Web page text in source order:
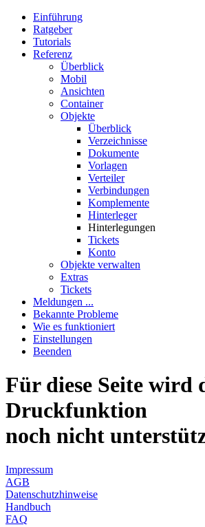
Einführung
Ratgeber
Tutorials
Referenz
Überblick
Mobil
Ansichten
Container
Objekte
Überblick
Verzeichnisse
Dokumente
Vorlagen
Verteiler
Verbindungen
Komplemente
Hinterleger
Hinterlegungen
Tickets
Konto
Objekte verwalten
Extras
Tickets
Meldungen ...
Bekannte Probleme
Wie es funktioniert
Einstellungen
Beenden
Für diese Seite wird
Druckfunktion
noch nicht
Impressum
AGB
Datenschutzhinweise
Handbuch
FAQ